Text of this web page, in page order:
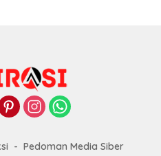
Pedoman Media Siber